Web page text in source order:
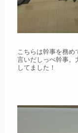
こちらは幹事を務め
言いだしっぺ幹事。
してました！